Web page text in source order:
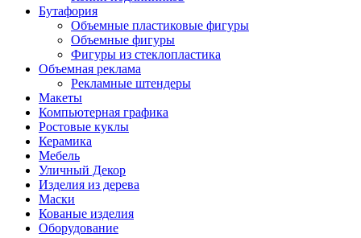
Бутафория
Объемные пластиковые фигуры
Объемные фигуры
Фигуры из стеклопластика
Объемная реклама
Рекламные штендеры
Макеты
Компьютерная графика
Ростовые куклы
Керамика
Мебель
Уличный Декор
Изделия из дерева
Маски
Кованые изделия
Оборудование